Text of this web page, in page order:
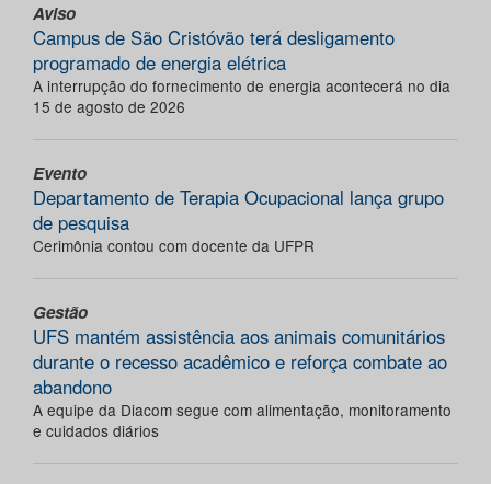
Aviso
Campus de São Cristóvão terá desligamento
programado de energia elétrica
A interrupção do fornecimento de energia acontecerá no dia
15 de agosto de 2026
Evento
Departamento de Terapia Ocupacional lança grupo
de pesquisa
Cerimônia contou com docente da UFPR
Gestão
UFS mantém assistência aos animais comunitários
durante o recesso acadêmico e reforça combate ao
abandono
A equipe da Diacom segue com alimentação, monitoramento
e cuidados diários